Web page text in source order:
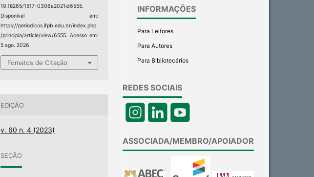
10.18265/1517-0306a2021id6555.
Disponível em:
https://periodicos.ifpb.edu.br/index.php
/principia/article/view/6555. Acesso em:
5 ago. 2026.
Fomatos de Citação
EDIÇÃO
v. 60 n. 4 (2023)
SEÇÃO
INFORMAÇÕES
Para Leitores
Para Autores
Para Bibliotecários
REDES SOCIAIS
ASSOCIADA/MEMBRO/APOIADOR